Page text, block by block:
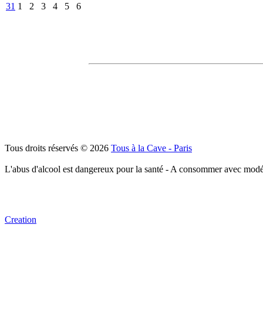
31 1 2 3 4 5 6
Tous droits réservés © 2026 Tous à la Cave - Paris
L'abus d'alcool est dangereux pour la santé - A consommer avec
Creation